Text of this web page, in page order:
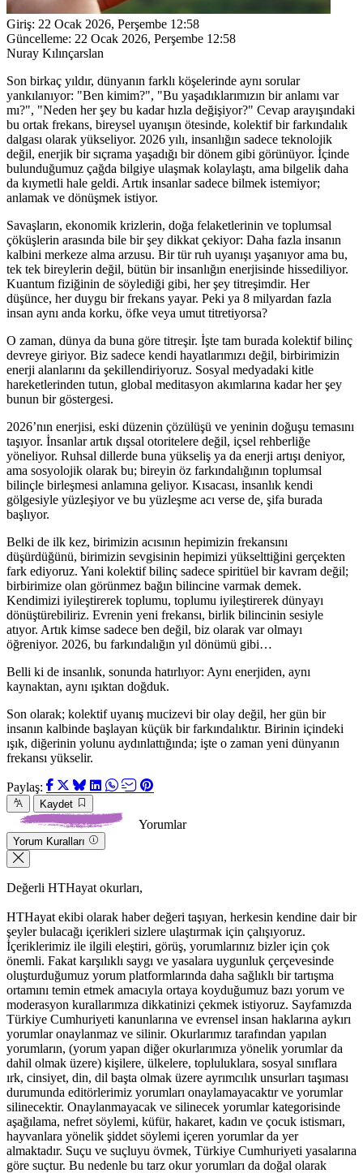
Giriş: 22 Ocak 2026, Perşembe 12:58
Güncelleme: 22 Ocak 2026, Perşembe 12:58
Nuray Kılınçarslan
Son birkaç yıldır, dünyanın farklı köşelerinde aynı sorular
yankılanıyor: "Ben kimim?", "Bu yaşadıklarımızın bir anlamı var
mı?", "Neden her şey bu kadar hızla değişiyor?" Cevap arayışındaki
bu ortak frekans, bireysel uyanışın ötesinde, kolektif bir farkındalık
dalgası olarak yükseliyor. 2026 yılı, insanlığın sadece teknolojik
değil, enerjik bir sıçrama yaşadığı bir dönem gibi görünüyor. İçinde
bulunduğumuz çağda bilgiye ulaşmak kolaylaştı, ama bilgelik daha
da kıymetli hale geldi. Artık insanlar sadece bilmek istemiyor;
anlamak ve dönüşmek istiyor.
Savaşların, ekonomik krizlerin, doğa felaketlerinin ve toplumsal
çöküşlerin arasında bile bir şey dikkat çekiyor: Daha fazla insanın
kalbini merkeze alma arzusu. Bir tür ruh uyanışı yaşanıyor ama bu,
tek tek bireylerin değil, bütün bir insanlığın enerjisinde hissediliyor.
Kuantum fiziğinin de söylediği gibi, her şey titreşimdir. Her
düşünce, her duygu bir frekans yayar. Peki ya 8 milyardan fazla
insan aynı anda korku, öfke veya umut titretiyorsa?
O zaman, dünya da buna göre titreşir. İşte tam burada kolektif bilinç
devreye giriyor. Biz sadece kendi hayatlarımızı değil, birbirimizin
enerji alanlarını da şekillendiriyoruz. Sosyal medyadaki kitle
hareketlerinden tutun, global meditasyon akımlarına kadar her şey
bunun bir göstergesi.
2026’nın enerjisi, eski düzenin çözülüşü ve yeninin doğuşu temasını
taşıyor. İnsanlar artık dışsal otoritelere değil, içsel rehberliğe
yöneliyor. Ruhsal dillerde buna yükseliş ya da enerji artışı deniyor,
ama sosyolojik olarak bu; bireyin öz farkındalığının toplumsal
bilinçle birleşmesi anlamına geliyor. Kısacası, insanlık kendi
gölgesiyle yüzleşiyor ve bu yüzleşme acı verse de, şifa burada
başlıyor.
Belki de ilk kez, birimizin acısının hepimizin frekansını
düşürdüğünü, birimizin sevgisinin hepimizi yükselttiğini gerçekten
fark ediyoruz. Yani kolektif bilinç sadece spiritüel bir kavram değil;
birbirimize olan görünmez bağın bilincine varmak demek.
Kendimizi iyileştirerek toplumu, toplumu iyileştirerek dünyayı
dönüştürebiliriz. Evrenin yeni frekansı, birlik bilincinin sesiyle
atıyor. Artık kimse sadece ben değil, biz olarak var olmayı
öğreniyor. 2026, bu farkındalığın yıl dönümü gibi…
Belli ki de insanlık, sonunda hatırlıyor: Aynı enerjiden, aynı
kaynaktan, aynı ışıktan doğduk.
Son olarak; kolektif uyanış mucizevi bir olay değil, her gün bir
insanın kalbinde başlayan küçük bir farkındalıktır. Birinin içindeki
ışık, diğerinin yolunu aydınlattığında; işte o zaman yeni dünyanın
frekansı yükselir.
Paylaş:
Kaydet
Yorumlar
Yorum Kuralları
Değerli HTHayat okurları,
HTHayat ekibi olarak haber değeri taşıyan, herkesin kendine dair bir
şeyler bulacağı içerikleri sizlere ulaştırmak için çalışıyoruz.
İçeriklerimiz ile ilgili eleştiri, görüş, yorumlarınız bizler için çok
önemli. Fakat karşılıklı saygı ve yasalara uygunluk çerçevesinde
oluşturduğumuz yorum platformlarında daha sağlıklı bir tartışma
ortamını temin etmek amacıyla ortaya koyduğumuz bazı yorum ve
moderasyon kurallarımıza dikkatinizi çekmek istiyoruz. Sayfamızda
Türkiye Cumhuriyeti kanunlarına ve evrensel insan haklarına aykırı
yorumlar onaylanmaz ve silinir. Okurlarımız tarafından yapılan
yorumların, (yorum yapan diğer okurlarımıza yönelik yorumlar da
dahil olmak üzere) kişilere, ülkelere, topluluklara, sosyal sınıflara
ırk, cinsiyet, din, dil başta olmak üzere ayrımcılık unsurları taşıması
durumunda editörlerimiz yorumları onaylamayacaktır ve yorumlar
silinecektir. Onaylanmayacak ve silinecek yorumlar kategorisinde
aşağılama, nefret söylemi, küfür, hakaret, kadın ve çocuk istismarı,
hayvanlara yönelik şiddet söylemi içeren yorumlar da yer
almaktadır. Suçu ve suçluyu övmek, Türkiye Cumhuriyeti yasalarına
göre suçtur. Bu nedenle bu tarz okur yorumları da doğal olarak